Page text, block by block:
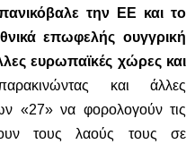
την ΕΕ και το
επωφελής ουγγρική
ευρωπαϊκές χώρες και
και άλλες
«27» να φορολογούν τις
τους λαούς τους σε